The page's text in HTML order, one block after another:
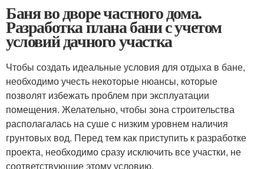
Баня во дворе частного дома.
Разработка плана бани с учетом
условий дачного участка
Чтобы создать идеальные условия для отдыха в бане,
необходимо учесть некоторые нюансы, которые
позволят избежать проблем при эксплуатации
помещения. Желательно, чтобы зона строительства
располагалась на суше с низким уровнем наличия
грунтовых вод. Перед тем как приступить к разработке
проекта, необходимо сразу исключить все участки, не
соответствующие этому условию.